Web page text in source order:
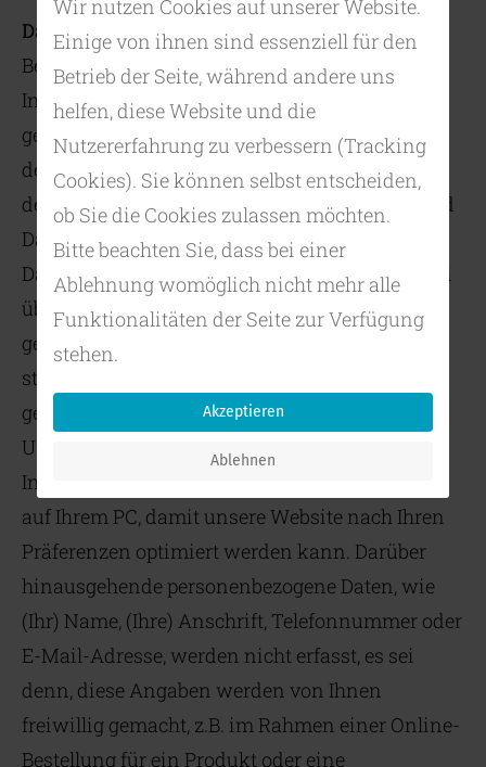
Datenschutzhinweis
Bei der Anforderung von Inhalten aus diesem
Internetangebot werden Zugriffsdaten
gespeichert. Das sind Daten über die Seite, von
der aus die Datei angefordert wurde: der Name
der angeforderten Datei, das Datum, Uhrzeit und
Dauer der Anforderung, die übertragene
Datenmenge sowie der Zugriffsstatus (z.B. Datei
übertragen, Datei nicht gefunden). Diese
gespeicherten Daten werden ausschließlich zu
statistischen Zwecken ausgewertet und
gegebenenfalls anonymisiert veröffentlicht.
Unter Umständen speichern wir einige
Informationen in Form so genannter "Cookies"
auf Ihrem PC, damit unsere Website nach Ihren
Präferenzen optimiert werden kann. Darüber
hinausgehende personenbezogene Daten, wie
(Ihr) Name, (Ihre) Anschrift, Telefonnummer oder
E-Mail-Adresse, werden nicht erfasst, es sei
denn, diese Angaben werden von Ihnen
freiwillig gemacht, z.B. im Rahmen einer Online-
Bestellung für ein Produkt oder eine
Wir nutzen Cookies auf unserer Website.
Einige von ihnen sind essenziell für den
Betrieb der Seite, während andere uns
helfen, diese Website und die
Nutzererfahrung zu verbessern (Tracking
Cookies). Sie können selbst entscheiden,
ob Sie die Cookies zulassen möchten.
Bitte beachten Sie, dass bei einer
Ablehnung womöglich nicht mehr alle
Funktionalitäten der Seite zur Verfügung
stehen.
Akzeptieren
Ablehnen